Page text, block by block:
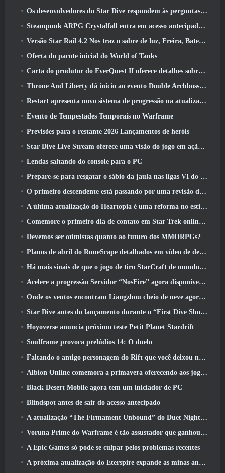
Os desenvolvedores do Star Dive respondem às perguntas dos jogadores em uma transmissão ao vivo surpresa
Steampunk ARPG Crystalfall entra em acesso antecipado, Mas não sem alguns problemas
Versão Star Rail 4.2 Nos traz o sabre de luz, Freira, Baterista Trailblazer e um emanador de euforia
Oferta do pacote inicial do World of Tanks
Carta do produtor do EverQuest II oferece detalhes sobre servidor de expansão bloqueado por tempo
Throne And Liberty dá início ao evento Double Archboss Spawn
Restart apresenta novo sistema de progressão na atualização da temporada SS4
Evento de Tempestades Temporais no Warframe
Previsões para o restante 2026 Lançamentos de heróis
Star Dive Live Stream oferece uma visão do jogo em ação antes do lançamento
Lendas saltando do console para o PC
Prepare-se para resgatar o sábio da jaula nas ligas VI do RuneScape da velha escola: Pactos Demoníacos
O primeiro descendente está passando por uma revisão de acordo com o Dev Stream
A última atualização do Heartopia é uma reforma no estilo Alice no país das maravilhas
Comemore o primeiro dia de contato em Star Trek online e ganhe uma nova versão do Nobel Intel Battlecruiser
Devemos ser otimistas quanto ao futuro dos MMORPGs?
Planos de abril do RuneScape detalhados em vídeo de desenvolvimento
Há mais sinais de que o jogo de tiro StarCraft de mundo aberto pode ser uma coisa real
Acelere a progressão Servidor “NosFire” agora disponível no NosTale
Onde os ventos encontram Liangzhou cheio de neve agora disponível com o lançamento da versão 1.5
Star Dive antes do lançamento durante o “First Dive Show”
Hoyoverse anuncia próximo teste Petit Planet Stardrift
Soulframe provoca prelúdios 14: O duelo
Faltando o antigo personagem do Rift que você deixou no servidor morto? Gamigo tem uma solução para isso
Albion Online comemora a primavera oferecendo aos jogadores uma linda montaria de coelhinho
Black Desert Mobile agora tem um iniciador de PC
Blindspot antes de sair do acesso antecipado
A atualização “The Firmament Unbound” do Duet Night Abyss encerra o enredo de Huaxu
Voruna Prime do Warframe é tão assustador que ganhou seu próprio trailer da Red Band
A Epic Games só pode se culpar pelos problemas recentes
A próxima atualização do Eterspire expande as minas anãs e oferece uma revisão completa do combate aos chefes